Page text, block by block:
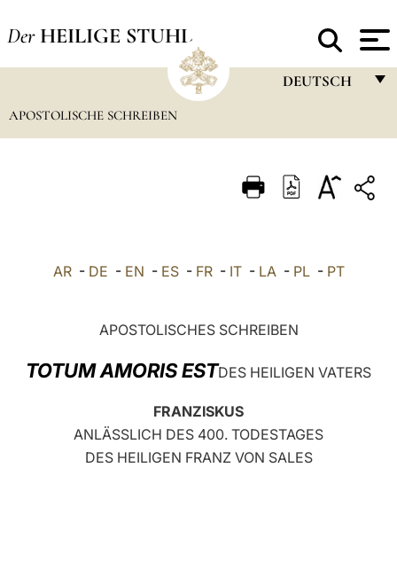
Der HEILIGE STUHL
DEUTSCH
ITALIANO
POLSKI
LATINE
APOSTOLISCHE SCHREIBEN
AR- DE - EN - ES- FR- IT- LA- PL- PT
APOSTOLISCHES SCHREIBEN
TOTUM AMORIS ESTDES HEILIGEN VATERS
FRANZISKUS
ANLÄSSLICH DES 400. TODESTAGES
DES HEILIGEN FRANZ VON SALES